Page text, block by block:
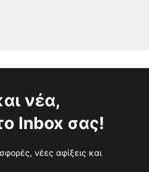
νέα,
Inbox σας!
νέες αφίξεις και